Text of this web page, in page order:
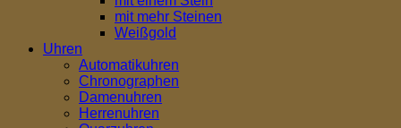
mit mehr Steinen
Weißgold
Uhren
Automatikuhren
Chronographen
Damenuhren
Herrenuhren